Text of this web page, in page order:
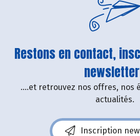
Restons en contact,
....et retrouvez nos offres, nos
actualités.
Inscription